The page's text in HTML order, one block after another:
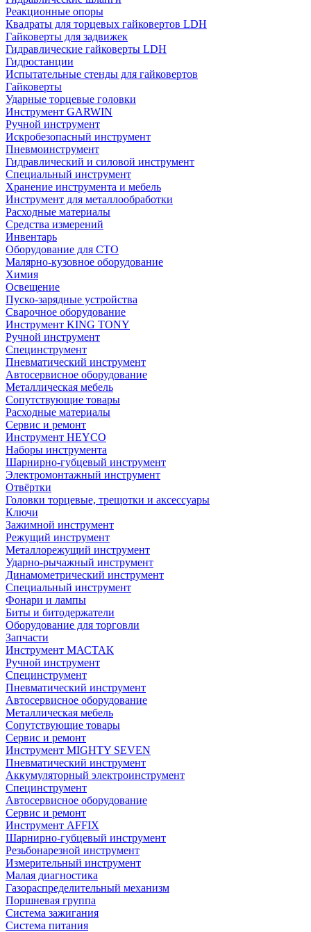
Реакционные опоры
Квадраты для торцевых гайковертов LDH
Гайковерты для задвижек
Гидравлические гайковерты LDH
Гидростанции
Испытательные стенды для гайковертов
Гайковерты
Ударные торцевые головки
Инструмент GARWIN
Ручной инструмент
Искробезопасный инструмент
Пневмоинструмент
Гидравлический и силовой инструмент
Специальный инструмент
Хранение инструмента и мебель
Инструмент для металлообработки
Расходные материалы
Средства измерений
Инвентарь
Оборудование для СТО
Малярно-кузовное оборудование
Химия
Освещение
Пуско-зарядные устройства
Сварочное оборудование
Инструмент KING TONY
Ручной инструмент
Специнструмент
Пневматический инструмент
Автосервисное оборудование
Металлическая мебель
Сопутствующие товары
Расходные материалы
Сервис и ремонт
Инструмент HEYCO
Наборы инструмента
Шарнирно-губцевый инструмент
Электромонтажный инструмент
Отвёртки
Головки торцевые, трещотки и аксессуары
Ключи
Зажимной инструмент
Режущий инструмент
Металлорежущий инструмент
Ударно-рычажный инструмент
Динамометрический инструмент
Специальный инструмент
Фонари и лампы
Биты и битодержатели
Оборудование для торговли
Запчасти
Инструмент МАСТАК
Ручной инструмент
Специнструмент
Пневматический инструмент
Автосервисное оборудование
Металлическая мебель
Сопутствующие товары
Сервис и ремонт
Инструмент MIGHTY SEVEN
Пневматический инструмент
Аккумуляторный электроинструмент
Специнструмент
Автосервисное оборудование
Сервис и ремонт
Инструмент AFFIX
Шарнирно-губцевый инструмент
Резьбонарезной инструмент
Измерительный инструмент
Малая диагностика
Газораспределительный механизм
Поршневая группа
Система зажигания
Система питания